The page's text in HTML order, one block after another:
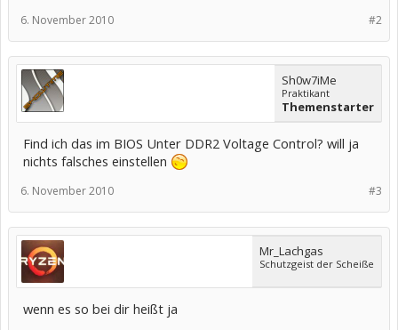
#2
6. November 2010
Sh0w7iMe
Praktikant
Themenstarter
Find ich das im BIOS Unter DDR2 Voltage Control? will ja
nichts falsches einstellen
#3
6. November 2010
Mr_Lachgas
Schutzgeist der Scheiße
wenn es so bei dir heißt ja